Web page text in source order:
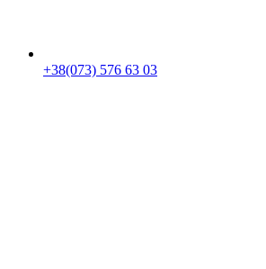
+38(073) 576 63 03